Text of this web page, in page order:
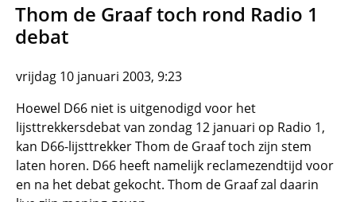
Thom de Graaf toch rond Radio 1
debat
vrijdag 10 januari 2003, 9:23
Hoewel D66 niet is uitgenodigd voor het
lijsttrekkersdebat van zondag 12 januari op Radio 1,
kan D66-lijsttrekker Thom de Graaf toch zijn stem
laten horen. D66 heeft namelijk reclamezendtijd voor
en na het debat gekocht. Thom de Graaf zal daarin